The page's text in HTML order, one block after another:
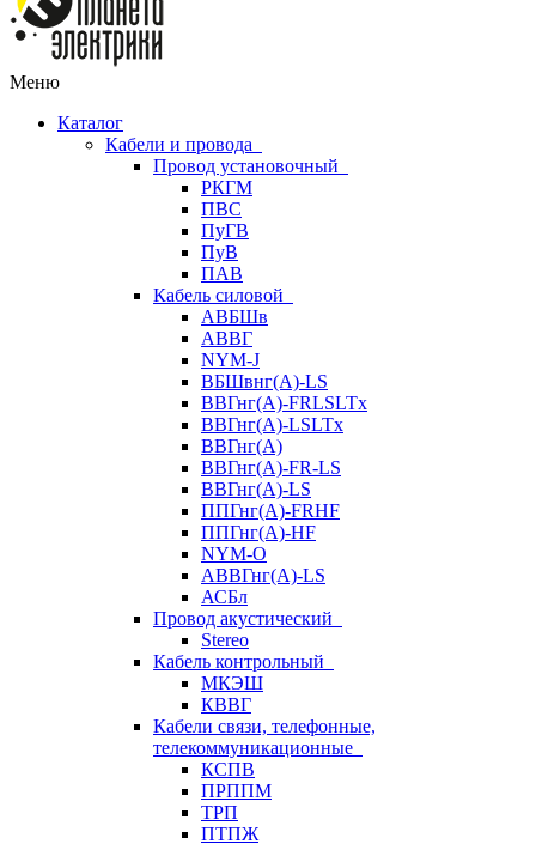
Меню
Каталог
Кабели и провода
Провод установочный
РКГМ
ПВС
ПуГВ
ПуВ
ПАВ
Кабель силовой
АВБШв
АВВГ
NYM-J
ВБШвнг(А)-LS
ВВГнг(A)-FRLSLTx
ВВГнг(A)-LSLTx
ВВГнг(А)
ВВГнг(А)-FR-LS
ВВГнг(А)-LS
ППГнг(А)-FRHF
ППГнг(А)-HF
NYM-O
АВВГнг(А)-LS
АСБл
Провод акустический
Stereo
Кабель контрольный
МКЭШ
КВВГ
Кабели связи, телефонные,
телекоммуникационные
КСПВ
ПРППМ
ТРП
ПТПЖ